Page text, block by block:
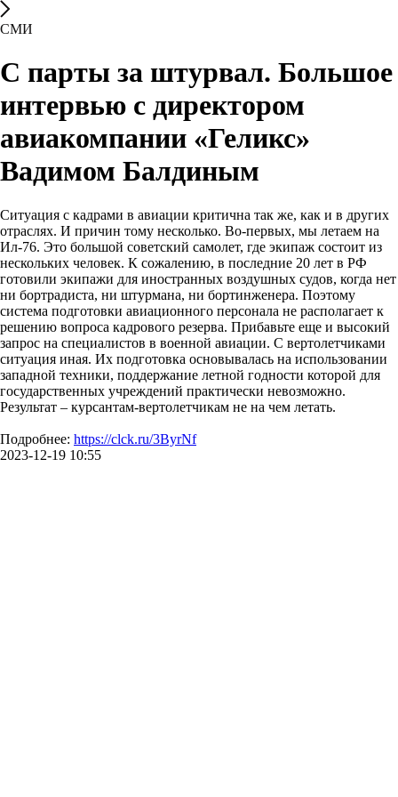
СМИ
С парты за штурвал. Большое
интервью с директором
авиакомпании «Геликс»
Вадимом Балдиным
Ситуация с кадрами в авиации критична так же, как и в других
отраслях. И причин тому несколько. Во-первых, мы летаем на
Ил-76. Это большой советский самолет, где экипаж состоит из
нескольких человек. К сожалению, в последние 20 лет в РФ
готовили экипажи для иностранных воздушных судов, когда нет
ни бортрадиста, ни штурмана, ни бортинженера. Поэтому
система подготовки авиационного персонала не располагает к
решению вопроса кадрового резерва. Прибавьте еще и высокий
запрос на специалистов в военной авиации. С вертолетчиками
ситуация иная. Их подготовка основывалась на использовании
западной техники, поддержание летной годности которой для
государственных учреждений практически невозможно.
Результат – курсантам-вертолетчикам не на чем летать.
Подробнее: https://clck.ru/3ByrNf
2023-12-19 10:55